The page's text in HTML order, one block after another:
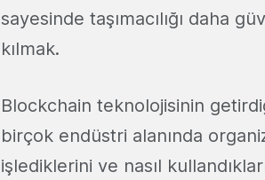
sayesinde taşımacılığı daha
kılmak.
Blockchain teknolojisinin
birçok endüstri alanında
işlediklerini ve nasıl